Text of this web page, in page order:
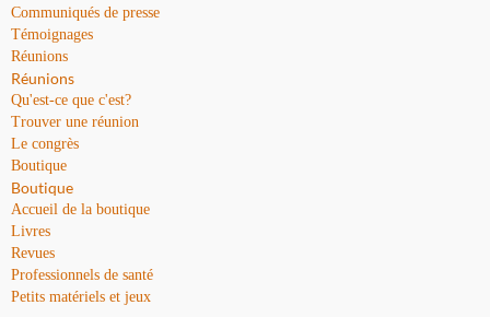
Communiqués de presse
Témoignages
Réunions
Réunions
Qu'est-ce que c'est?
Trouver une réunion
Le congrès
Boutique
Boutique
Accueil de la boutique
Livres
Revues
Professionnels de santé
Petits matériels et jeux